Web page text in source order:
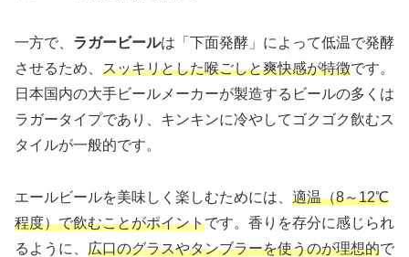
一方で、 ラガービールは「下面発酵」によって低温で発酵
させるため、 スッキリとした喉ごしと爽快感が特徴です。
日本国内の大手ビールメーカーが製造するビールの多くは
ラガータイプであり、キンキンに冷やしてゴクゴク飲むス
タイルが一般的です。
エールビールを美味しく楽しむためには、 適温（8～12℃
程度）で飲むことがポイントです。香りを存分に感じられ
るように、 広口のグラスやタンブラーを使うのが理想的で